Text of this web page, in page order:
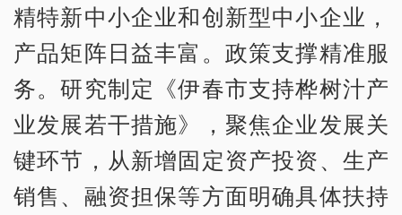
精特新中小企业和创新型中小企业，
产品矩阵日益丰富。政策支撑精准服
务。研究制定《伊春市支持桦树汁产
业发展若干措施》，聚焦企业发展关
键环节，从新增固定资产投资、生产
销售、融资担保等方面明确具体扶持